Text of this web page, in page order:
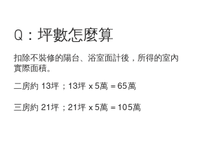
Q：坪數怎麼算
扣除不裝修的陽台、浴室面計後，所得的室內
實際面積。
二房約 13坪；13坪 x 5萬 = 65萬
三房約 21坪；21坪 x 5萬 = 105萬